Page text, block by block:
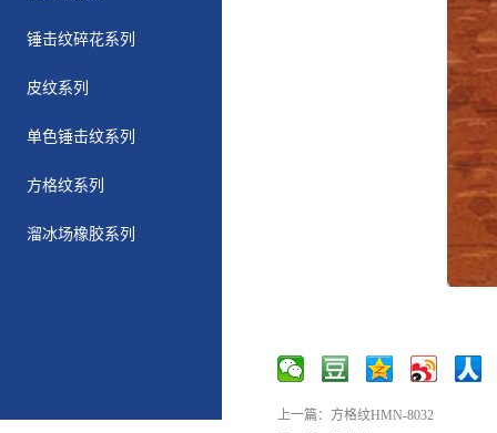
锤击纹碎花系列
皮纹系列
单色锤击纹系列
方格纹系列
溜冰场橡胶系列
上一篇： 方格纹HMN-8032